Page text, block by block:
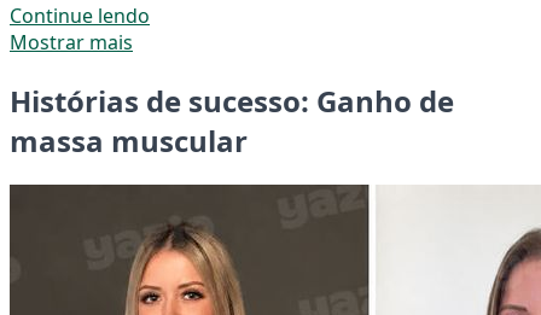
Continue lendo
Mostrar mais
Histórias de sucesso: Ganho de
massa muscular